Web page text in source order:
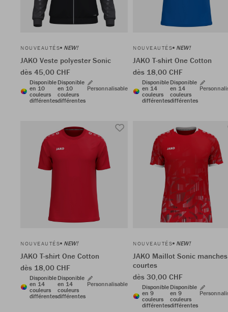
NOUVEAUTÉS NEW!
JAKO Veste polyester Sonic
dès 45,00 CHF
Disponible
en 10
couleurs
différentes
Disponible
en 10
couleurs
différentes
Personnalisable
NOUVEAUTÉS NEW!
JAKO T-shirt One Cotton
dès 18,00 CHF
Disponible
en 14
couleurs
différentes
Disponible
en 14
couleurs
différentes
NOUVEAUTÉS NEW!
JAKO T-shirt One Cotton
dès 18,00 CHF
Disponible
en 14
couleurs
différentes
Disponible
en 14
couleurs
différentes
Personnalisable
NOUVEAUTÉS NEW!
JAKO Maillot Sonic manches
courtes
dès 30,00 CHF
Disponible
en 9
couleurs
différentes
Disponible
en 9
couleurs
différentes